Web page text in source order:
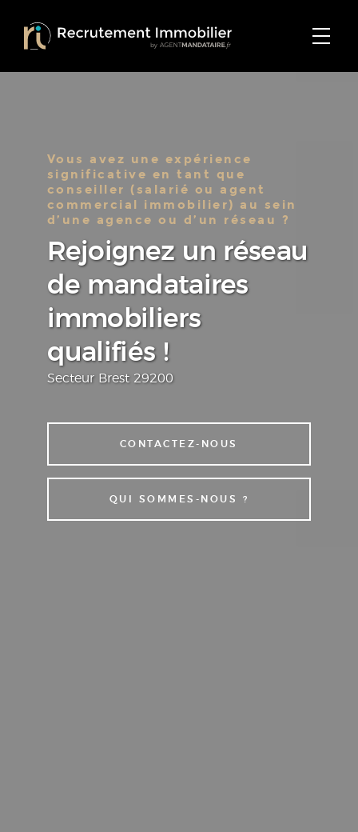
Vous avez une expérience
significative en tant que
conseiller (salarié ou agent
commercial immobilier) au sein
d’une agence ou d’un réseau ?
Rejoignez un réseau
de mandataires
immobiliers
qualifiés !
Secteur Brest 29200
CONTACTEZ-NOUS
QUI SOMMES-NOUS ?